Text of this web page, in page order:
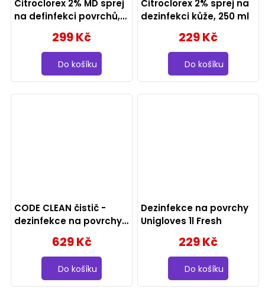
Citroclorex 2% MD sprej
na definfekci povrchů,
299 Kč
Do košíku
Citroclorex 2% sprej na
dezinfekci kůže, 250 ml
229 Kč
Do košíku
CODE CLEAN čistič -
dezinfekce na povrchy
629 Kč
Do košíku
Dezinfekce na povrchy
Unigloves 1l Fresh
229 Kč
Do košíku